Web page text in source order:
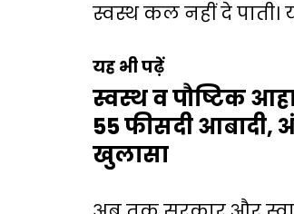
स्वस्थ कल नहीं दे पाती।
यह भी पढ़ें
स्वस्थ व पौष्टिक
55 फीसदी आबादी,
खुलासा